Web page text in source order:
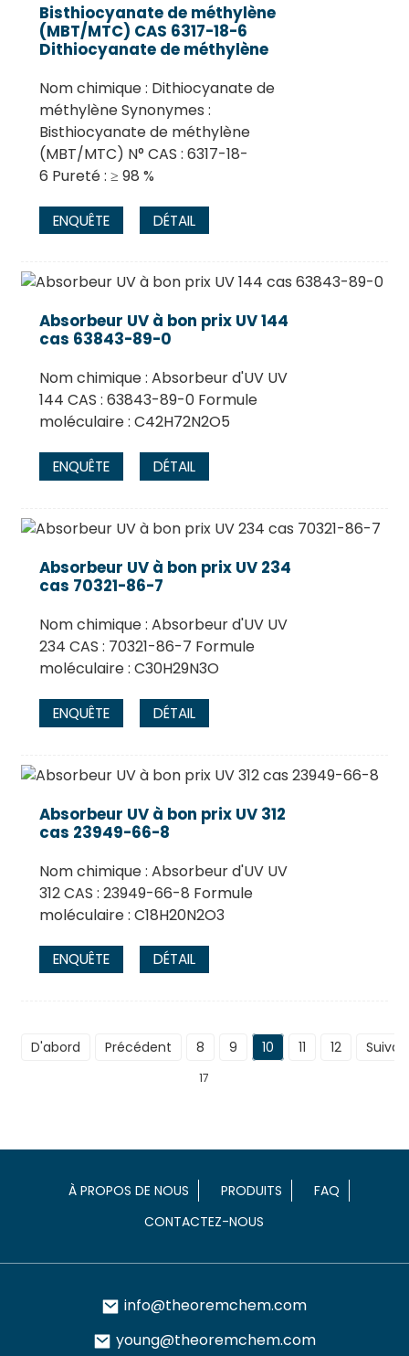
Bisthiocyanate de méthylène
(MBT/MTC) CAS 6317-18-6
Dithiocyanate de méthylène
Nom chimique : Dithiocyanate de
méthylène Synonymes :
Bisthiocyanate de méthylène
(MBT/MTC) N° CAS : 6317-18-
6 Pureté : ≥ 98 %
ENQUÊTE DÉTAIL
Absorbeur UV à bon prix UV 144
cas 63843-89-0
Nom chimique : Absorbeur d'UV UV
144 CAS : 63843-89-0 Formule
moléculaire : C42H72N2O5
ENQUÊTE DÉTAIL
Absorbeur UV à bon prix UV 234
cas 70321-86-7
Nom chimique : Absorbeur d'UV UV
234 CAS : 70321-86-7 Formule
moléculaire : C30H29N3O
ENQUÊTE DÉTAIL
Absorbeur UV à bon prix UV 312
cas 23949-66-8
Nom chimique : Absorbeur d'UV UV
312 CAS : 23949-66-8 Formule
moléculaire : C18H20N2O3
ENQUÊTE DÉTAIL
D'abord Précédent 8 9 10 11 12
17
À PROPOS DE NOUS PRODUITS
FAQ
CONTACTEZ-NOUS
info@theoremchem.com
young@theoremchem.com